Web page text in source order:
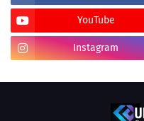
YouTube
Instagram